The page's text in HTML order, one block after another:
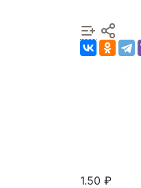
1.50 ₽